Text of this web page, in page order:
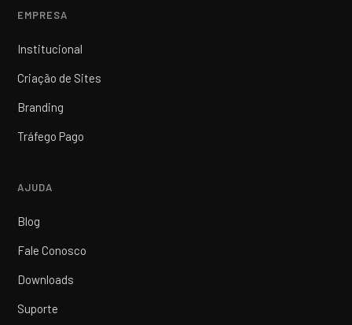
EMPRESA
Institucional
Criação de Sites
Branding
Tráfego Pago
AJUDA
Blog
Fale Conosco
Downloads
Suporte